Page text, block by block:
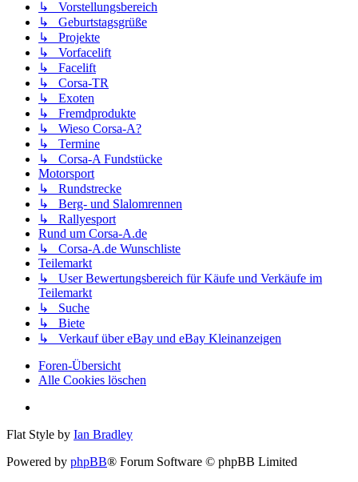
↳ Vorstellungsbereich
↳ Geburtstagsgrüße
↳ Projekte
↳ Vorfacelift
↳ Facelift
↳ Corsa-TR
↳ Exoten
↳ Fremdprodukte
↳ Wieso Corsa-A?
↳ Termine
↳ Corsa-A Fundstücke
Motorsport
↳ Rundstrecke
↳ Berg- und Slalomrennen
↳ Rallyesport
Rund um Corsa-A.de
↳ Corsa-A.de Wunschliste
Teilemarkt
↳ User Bewertungsbereich für Käufe und Verkäufe im
Teilemarkt
↳ Suche
↳ Biete
↳ Verkauf über eBay und eBay Kleinanzeigen
Foren-Übersicht
Alle Cookies löschen
Flat Style by Ian Bradley
Powered by phpBB® Forum Software © phpBB Limited